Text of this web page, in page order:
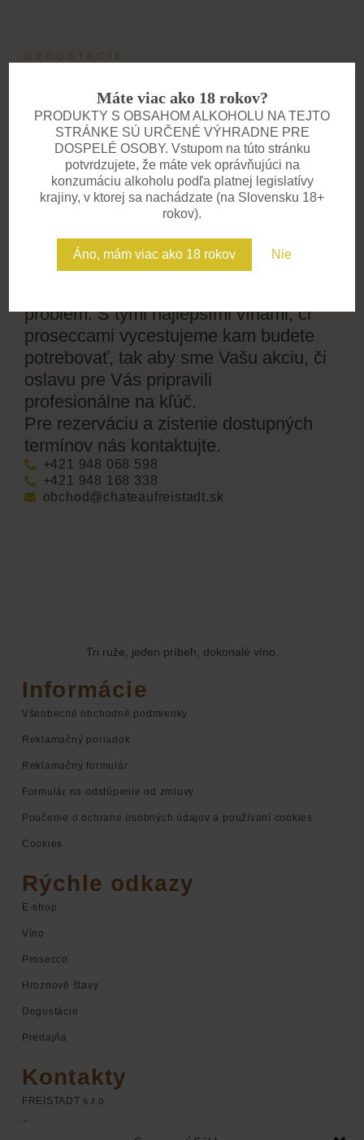
Máte viac ako 18 rokov?
PRODUKTY S OBSAHOM ALKOHOLU NA TEJTO
STRÁNKE SÚ URČENÉ VÝHRADNE PRE
DOSPELÉ OSOBY. Vstupom na túto stránku
potvrdzujete, že máte vek oprávňujúci na
konzumáciu alkoholu podľa platnej legislatívy
krajiny, v ktorej sa nachádzate (na Slovensku 18+
rokov).
Áno, mám viac ako 18 rokov Nie
DEGUSTÁCIE
zmyslami
Pozývame vás na degustácie, kde
spoznáte príbeh každého vína. V
komornej atmosfére vás prevedieme
chuťami, vôňami a zážitkami, na ktoré
sa nezabúda. Ideálne pre skupiny,
firemné akcie aj súkromné oslavy.
problém. S tými najlepšími vínami, či
proseccami vycestujeme kam budete
potrebovať, tak aby sme Vašu akciu, či
oslavu pre Vás pripravili
profesionálne na kľúč.
Pre rezerváciu a zistenie dostupných
termínov nás kontaktujte.
+421 948 068 598
+421 948 168 338
obchod@chateaufreistadt.sk
Tri ruže, jeden príbeh, dokonalé víno.
Informácie
Všeobecné obchodné podmienky
Reklamačný poriadok
Reklamačný formulár
Formulár na odstúpenie od zmluvy
Poučenie o ochrane osobných údajov a používaní cookies
Cookies
Rýchle odkazy
E-shop
Víno
Prosecco
Hroznové štavy
Degustácie
Predajňa
Kontakty
FREISTADT s.r.o.